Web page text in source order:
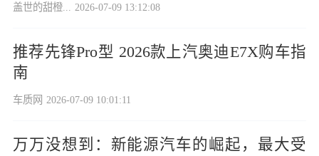
盖世的甜橙... 2026-07-09 13:12:08
推荐先锋Pro型 2026款上汽奥迪E7X购车指
南
车质网 2026-07-09 10:01:11
万万没想到：新能源汽车的崛起，最大受